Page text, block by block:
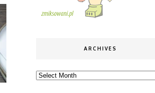
ARCHIVES
Archives